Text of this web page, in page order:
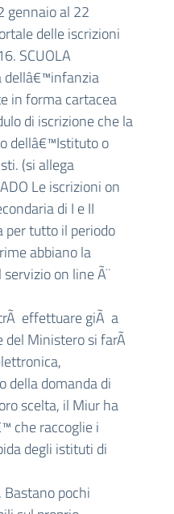
gennaio al 22
delle iscrizioni
SCUOLA
dellâ€™infanzia
in forma cartacea
di iscrizione che la
dellâ€™Istituto o
(si allega
Le iscrizioni on
di I e II
per tutto il periodo
abbiano la
on line Ã¨
effettuare giÃ a
del Ministero si farÃ
della domanda di
scelta, il Miur ha
che raccoglie i
degli istituti di
pochi